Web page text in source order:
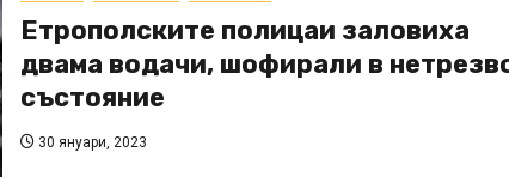
Етрополските полицаи заловиха
двама водачи, шофирали в
състояние
30 януари, 2023